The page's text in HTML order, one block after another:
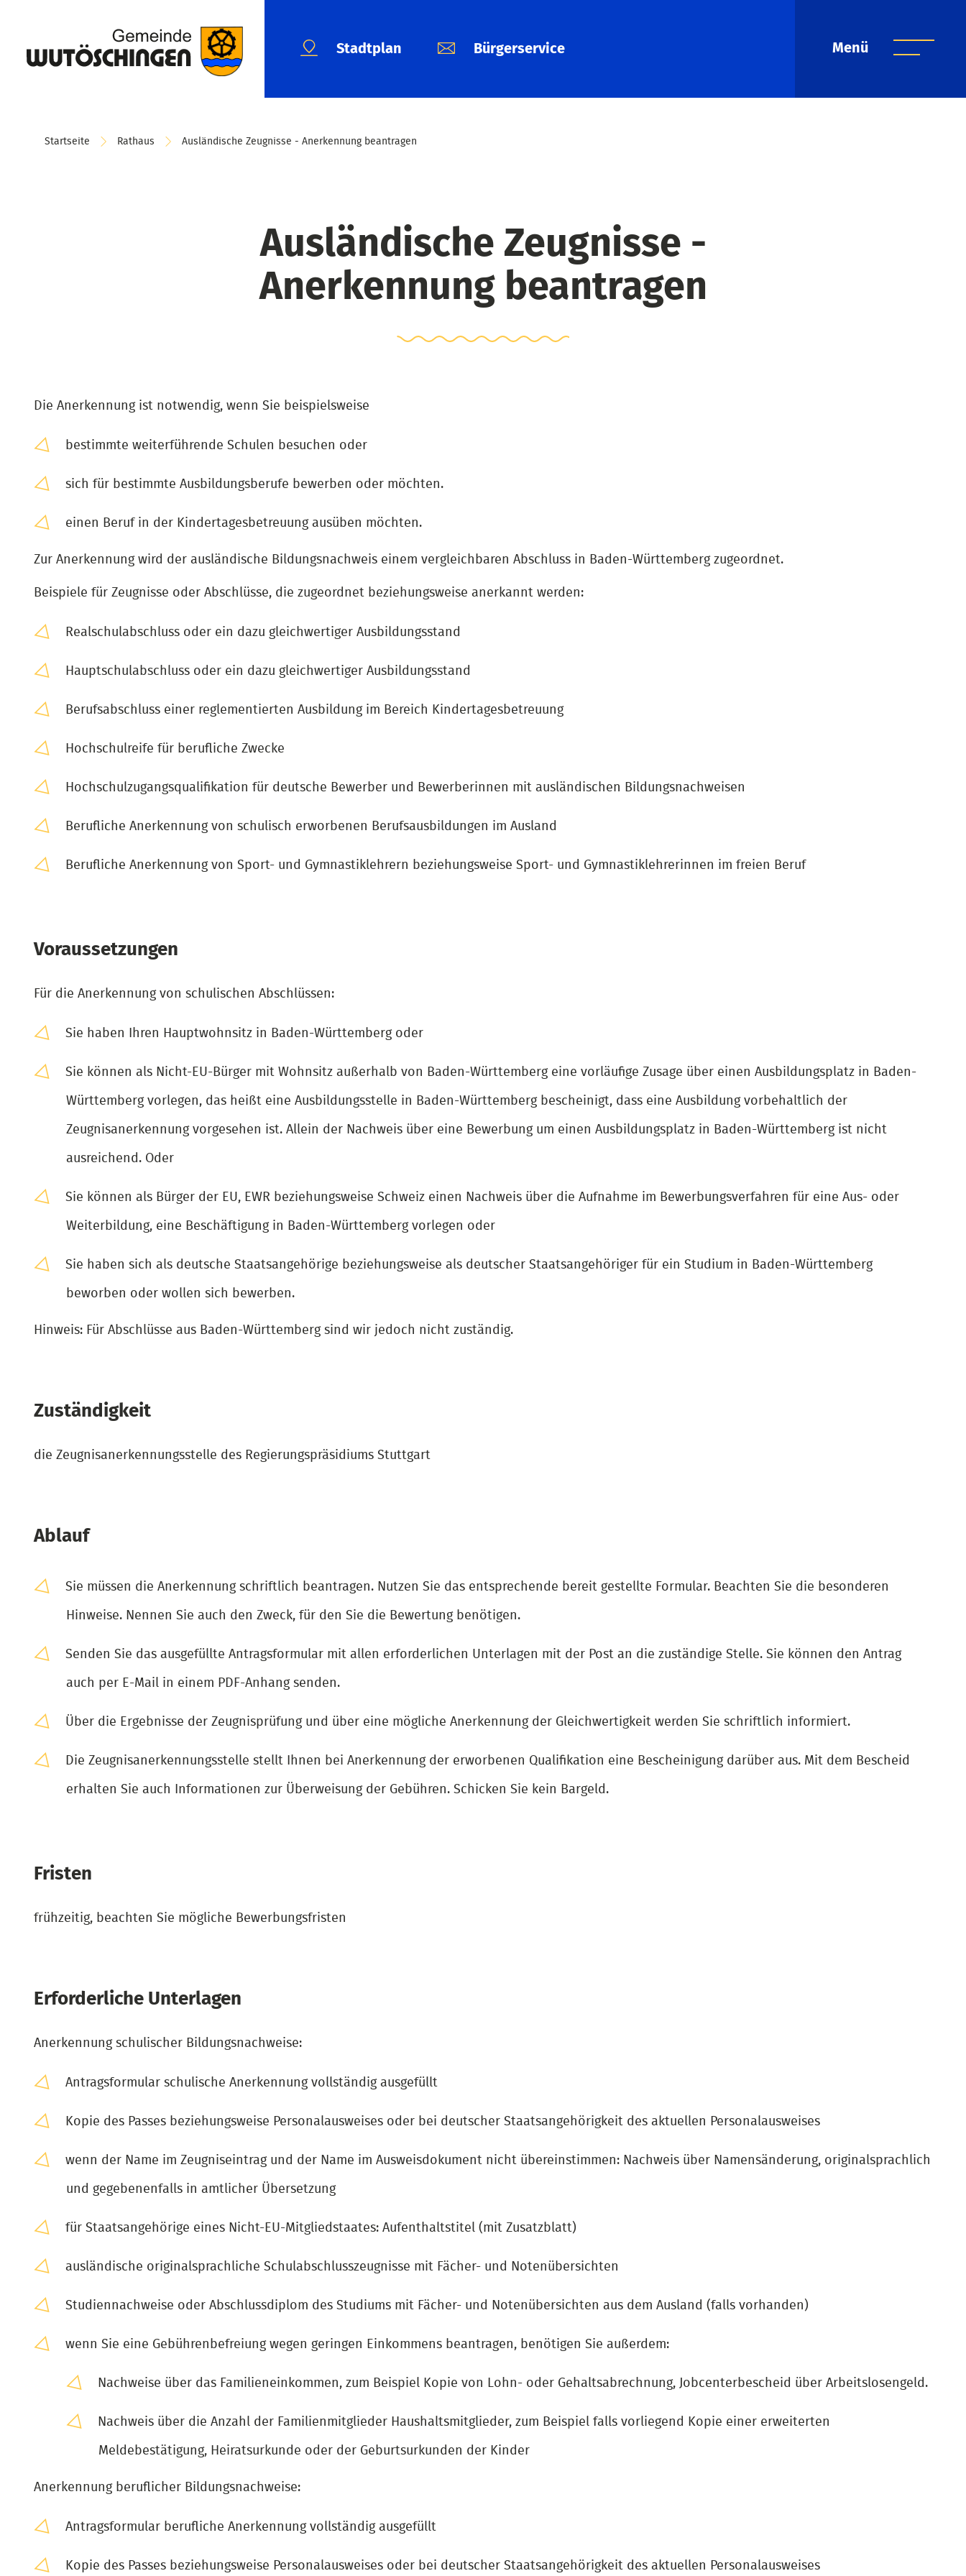
Stadtplan Bürgerservice Menü
Startseite Rathaus Ausländische Zeugnisse - Anerkennung beantragen
Ausländische Zeugnisse -
Anerkennung beantragen
Die Anerkennung ist notwendig, wenn Sie beispielsweise
bestimmte weiterführende Schulen besuchen oder
sich für bestimmte Ausbildungsberufe bewerben oder möchten.
einen Beruf in der Kindertagesbetreuung ausüben möchten.
Zur Anerkennung wird der ausländische Bildungsnachweis einem vergleichbaren Abschluss in Baden-Württemberg zugeordnet.
Beispiele für Zeugnisse oder Abschlüsse, die zugeordnet beziehungsweise anerkannt werden:
Realschulabschluss oder ein dazu gleichwertiger Ausbildungsstand
Hauptschulabschluss oder ein dazu gleichwertiger Ausbildungsstand
Berufsabschluss einer reglementierten Ausbildung im Bereich Kindertagesbetreuung
Hochschulreife für berufliche Zwecke
Hochschulzugangsqualifikation für deutsche Bewerber und Bewerberinnen mit ausländischen Bildungsnachweisen
Berufliche Anerkennung von schulisch erworbenen Berufsausbildungen im Ausland
Berufliche Anerkennung von Sport- und Gymnastiklehrern beziehungsweise Sport- und Gymnastiklehrerinnen im freien Beruf
Voraussetzungen
Für die Anerkennung von schulischen Abschlüssen:
Sie haben Ihren Hauptwohnsitz in Baden-Württemberg oder
Sie können als Nicht-EU-Bürger mit Wohnsitz außerhalb von Baden-Württemberg eine vorläufige Zusage über einen Ausbildungsplatz in Baden-
Württemberg vorlegen, das heißt eine Ausbildungsstelle in Baden-Württemberg bescheinigt, dass eine Ausbildung vorbehaltlich der
Zeugnisanerkennung vorgesehen ist. Allein der Nachweis über eine Bewerbung um einen Ausbildungsplatz in Baden-Württemberg ist nicht
ausreichend. Oder
Sie können als Bürger der EU, EWR beziehungsweise Schweiz einen Nachweis über die Aufnahme im Bewerbungsverfahren für eine Aus- oder
Weiterbildung, eine Beschäftigung in Baden-Württemberg vorlegen oder
Sie haben sich als deutsche Staatsangehörige beziehungsweise als deutscher Staatsangehöriger für ein Studium in Baden-Württemberg
beworben oder wollen sich bewerben.
Hinweis: Für Abschlüsse aus Baden-Württemberg sind wir jedoch nicht zuständig.
Zuständigkeit
die Zeugnisanerkennungsstelle des Regierungspräsidiums Stuttgart
Ablauf
Sie müssen die Anerkennung schriftlich beantragen. Nutzen Sie das entsprechende bereit gestellte Formular. Beachten Sie die besonderen
Hinweise. Nennen Sie auch den Zweck, für den Sie die Bewertung benötigen.
Senden Sie das ausgefüllte Antragsformular mit allen erforderlichen Unterlagen mit der Post an die zuständige Stelle. Sie können den Antrag
auch per E-Mail in einem PDF-Anhang senden.
Über die Ergebnisse der Zeugnisprüfung und über eine mögliche Anerkennung der Gleichwertigkeit werden Sie schriftlich informiert.
Die Zeugnisanerkennungsstelle stellt Ihnen bei Anerkennung der erworbenen Qualifikation eine Bescheinigung darüber aus. Mit dem Bescheid
erhalten Sie auch Informationen zur Überweisung der Gebühren. Schicken Sie kein Bargeld.
Fristen
frühzeitig, beachten Sie mögliche Bewerbungsfristen
Erforderliche Unterlagen
Anerkennung schulischer Bildungsnachweise:
Antragsformular schulische Anerkennung vollständig ausgefüllt
Kopie des Passes beziehungsweise Personalausweises oder bei deutscher Staatsangehörigkeit des aktuellen Personalausweises
wenn der Name im Zeugniseintrag und der Name im Ausweisdokument nicht übereinstimmen: Nachweis über Namensänderung, originalsprachlich
und gegebenenfalls in amtlicher Übersetzung
für Staatsangehörige eines Nicht-EU-Mitgliedstaates: Aufenthaltstitel (mit Zusatzblatt)
ausländische originalsprachliche Schulabschlusszeugnisse mit Fächer- und Notenübersichten
Studiennachweise oder Abschlussdiplom des Studiums mit Fächer- und Notenübersichten aus dem Ausland (falls vorhanden)
wenn Sie eine Gebührenbefreiung wegen geringen Einkommens beantragen, benötigen Sie außerdem:
Nachweise über das Familieneinkommen, zum Beispiel Kopie von Lohn- oder Gehaltsabrechnung, Jobcenterbescheid über Arbeitslosengeld.
Nachweis über die Anzahl der Familienmitglieder Haushaltsmitglieder, zum Beispiel falls vorliegend Kopie einer erweiterten
Meldebestätigung, Heiratsurkunde oder der Geburtsurkunden der Kinder
Anerkennung beruflicher Bildungsnachweise:
Antragsformular berufliche Anerkennung vollständig ausgefüllt
Kopie des Passes beziehungsweise Personalausweises oder bei deutscher Staatsangehörigkeit des aktuellen Personalausweises